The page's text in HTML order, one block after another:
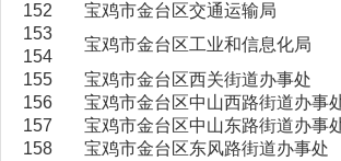
152
宝鸡市金台区交通运输局
153
宝鸡市金台区工业和信息化局
154
155
宝鸡市金台区西关街道办事处
156
宝鸡市金台区中山西路街道办事
157
宝鸡市金台区中山东路街道办事
158
宝鸡市金台区东风路街道办事处